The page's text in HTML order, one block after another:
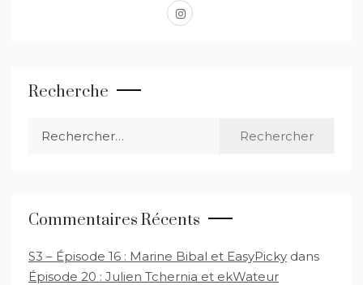
instagram
Recherche
Commentaires Récents
S3 – Épisode 16 : Marine Bibal et EasyPicky dans
Épisode 20 : Julien Tchernia et ekWateur